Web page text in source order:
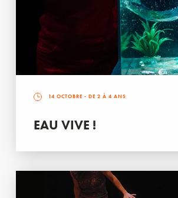
14 OCTOBRE - DE 2 À 4 ANS
EAU VIVE !